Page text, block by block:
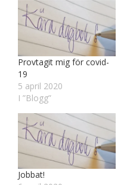
Provtagit mig för covid-
19
5 april 2020
I ”Blogg”
Jobbat!